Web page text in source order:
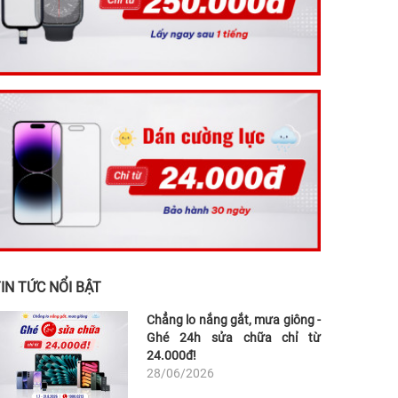
TỨC NỔI BẬT
Chẳng lo nắng gắt, mưa giông -
Ghé 24h sửa chữa chỉ từ
24.000đ!
28/06/2026